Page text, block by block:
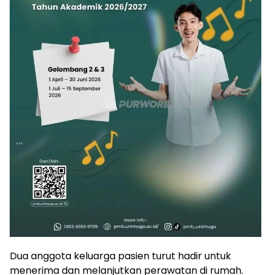
Dua anggota keluarga pasien turut hadir untuk
menerima dan melanjutkan perawatan di rumah.